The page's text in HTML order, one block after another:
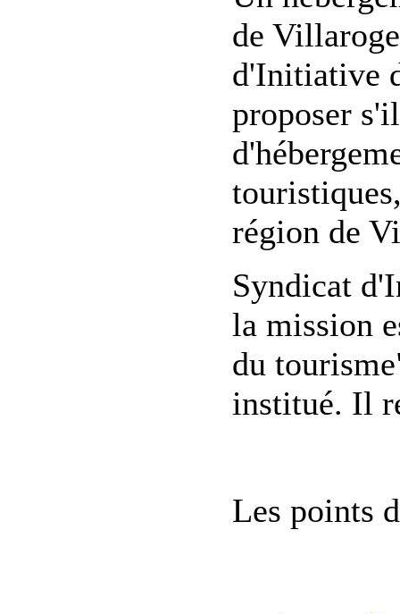
de
d'Initiative
proposer
région de
Syndicat
la mission
du
institué. Il
Les points